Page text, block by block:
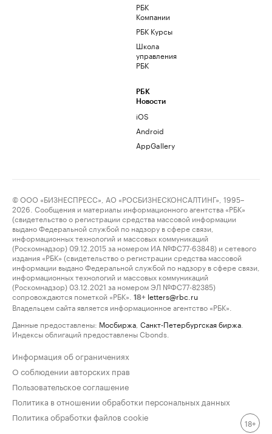
РБК
Компании
РБК Курсы
Школа
управления
РБК
РБК
Новости
iOS
Android
AppGallery
© ООО «БИЗНЕСПРЕСС», АО «РОСБИЗНЕСКОНСАЛТИНГ», 1995–
2026. Сообщения и материалы информационного агентства «РБК»
(свидетельство о регистрации средства массовой информации
выдано Федеральной службой по надзору в сфере связи,
информационных технологий и массовых коммуникаций
(Роскомнадзор) 09.12.2015 за номером ИА №ФС77-63848) и сетевого
издания «РБК» (свидетельство о регистрации средства массовой
информации выдано Федеральной службой по надзору в сфере связи,
информационных технологий и массовых коммуникаций
(Роскомнадзор) 03.12.2021 за номером ЭЛ №ФС77-82385)
сопровождаются пометкой «РБК».
18+ letters@rbc.ru
Владельцем сайта является информационное агентство «РБК».
Данные предоставлены: Мосбиржа Санкт-Петербургская биржа
Индексы облигаций предоставлены Cbonds.
Информация об ограничениях
О соблюдении авторских прав
Пользовательское соглашение
Политика в отношении обработки персональных данных
Политика обработки файлов cookie
18+